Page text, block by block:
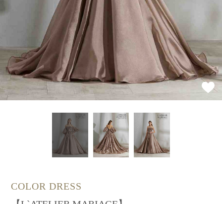
COLOR DRESS